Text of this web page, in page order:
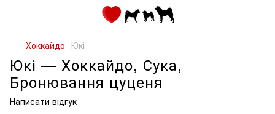
Хоккайдо Юкі
Юкі — Хоккайдо, Сука,
Бронювання цуценя
Написати відгук